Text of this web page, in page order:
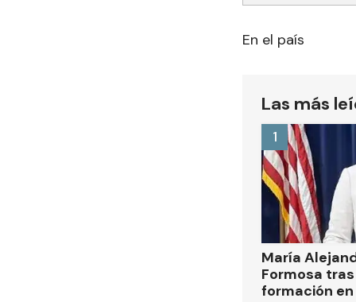
En el país
Las más
María
Formosa
formación
1